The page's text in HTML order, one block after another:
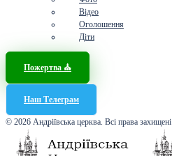
Відео
Оголошення
Діти
Пожертва ⛪️
Наш Телеграм
© 2026 Андріївська церква. Всі права захищені.